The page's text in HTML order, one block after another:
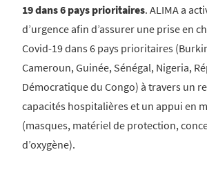
19 dans 6 pays prioritaires. ALIMA a
d’urgence afin d’assurer une prise en
Covid-19 dans 6 pays prioritaires
Cameroun, Guinée, Sénégal, Nigeria,
Démocratique du Congo) à travers un
capacités hospitalières et un appui en
(masques, matériel de protection,
d’oxygène).